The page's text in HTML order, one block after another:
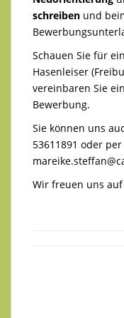
schreiben und
Schauen Sie für
Hasenleiser
vereinbaren Sie
Bewerbung.
Sie können uns
53611891 oder
Wir freuen uns auf